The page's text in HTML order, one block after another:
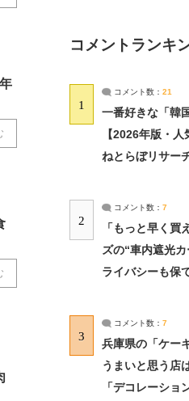
コメントランキ
1
コメント数： 21
一番好きな「韓
【2026年版・
ねとらぼリサー
2
コメント数： 7
「もっと早く
ズの“車内遮光
ライバシーも保
3
コメント数： 7
兵庫県の「ケー
うまいと思う店
「デコレーショ